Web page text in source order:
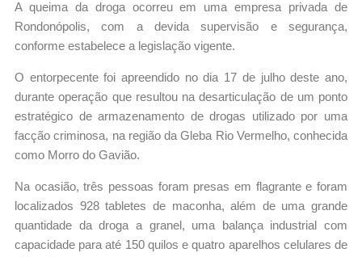
A queima da droga ocorreu em uma empresa privada de
Rondonópolis, com a devida supervisão e segurança,
conforme estabelece a legislação vigente.
O entorpecente foi apreendido no dia 17 de julho deste ano,
durante operação que resultou na desarticulação de um ponto
estratégico de armazenamento de drogas utilizado por uma
facção criminosa, na região da Gleba Rio Vermelho, conhecida
como Morro do Gavião.
Na ocasião, três pessoas foram presas em flagrante e foram
localizados 928 tabletes de maconha, além de uma grande
quantidade da droga a granel, uma balança industrial com
capacidade para até 150 quilos e quatro aparelhos celulares de